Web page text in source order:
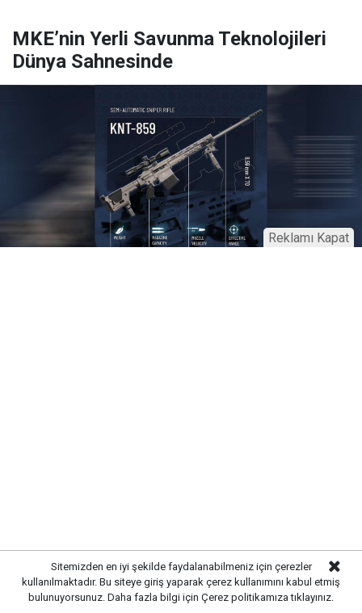
MKE’nin Yerli Savunma Teknolojileri
Dünya Sahnesinde
Sitemizden en iyi şekilde faydalanabilmeniz için çerezler
kullanılmaktadır. Bu siteye giriş yaparak çerez kullanımını kabul etmiş
bulunuyorsunuz. Daha fazla bilgi için Çerez politikamıza tıklayınız.
Reklamı Kapat